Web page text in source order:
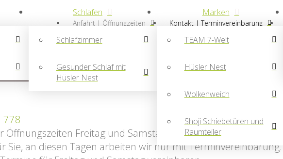
Anfahrt | Öffnungzeiten Kontakt | Terminvereinbarung
Schlafen
Schlafzimmer
Gesunder Schlaf mit
Hüsler Nest
Marken
TEAM 7-Welt
Hüsler Nest
Wolkenweich
Shoji Schiebetüren und
Raumteiler
778
Freitag und Samstag. Dienstag, Mittwoch und
an diesen Tagen arbeiten wir nur mit Terminvereinbarung.